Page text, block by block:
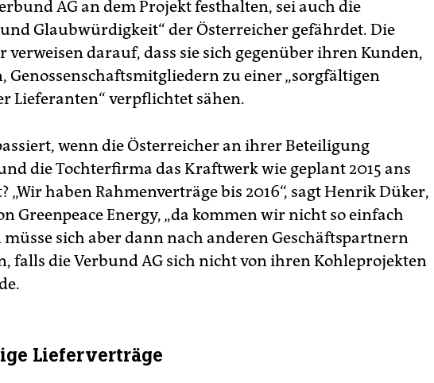
AG an dem Projekt festhalten, sei auch die
Glaubwürdigkeit“ der Österreicher gefährdet. Die
verweisen darauf, dass sie sich gegenüber ihren Kunden,
Genossenschaftsmitgliedern zu einer „sorgfältigen
Lieferanten“ verpflichtet sähen.
wenn die Österreicher an ihrer Beteiligung
die Tochterfirma das Kraftwerk wie geplant 2015 ans
„Wir haben Rahmenverträge bis 2016“, sagt Henrik Düker,
Greenpeace Energy, „da kommen wir nicht so einfach
müsse sich aber dann nach anderen Geschäftspartnern
falls die Verbund AG sich nicht von ihren Kohleprojekten
Lieferverträge